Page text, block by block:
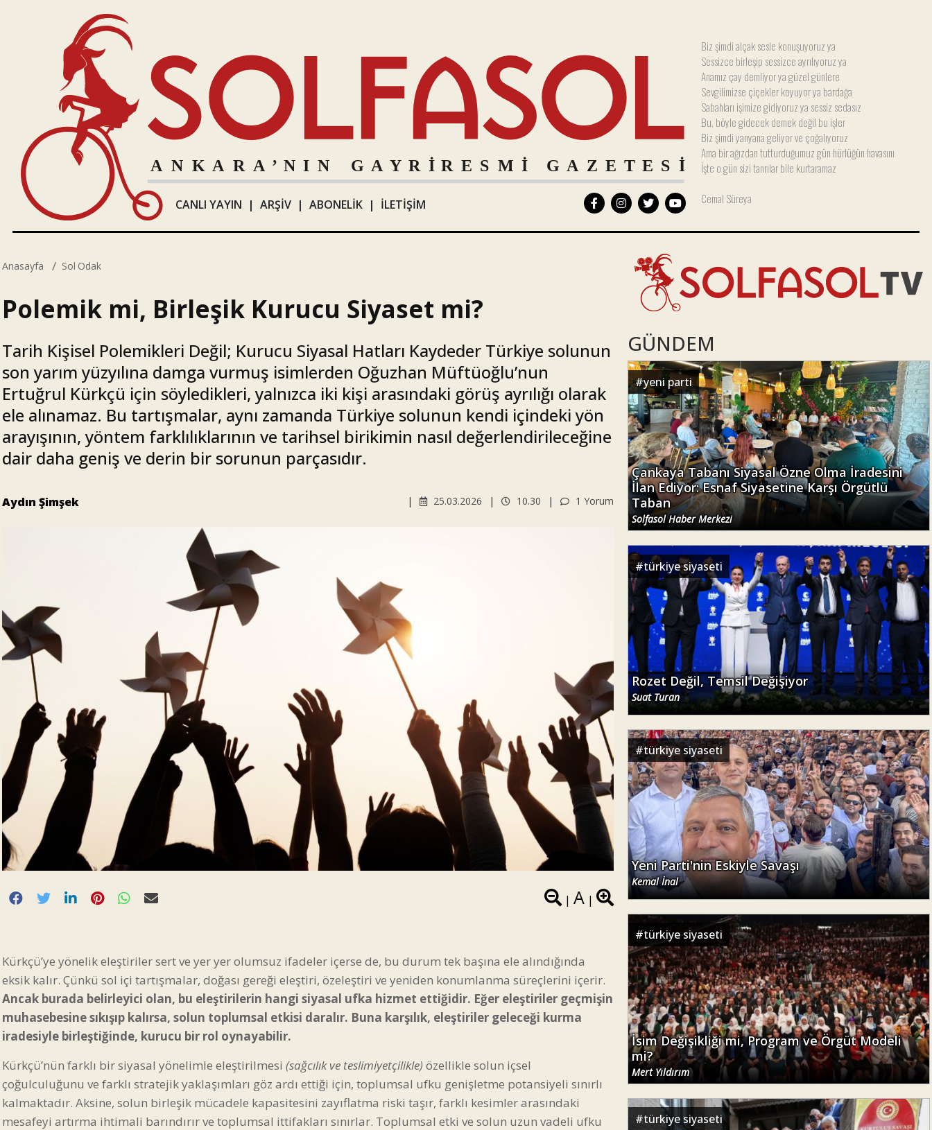
CANLI YAYIN |ARŞİV |ABONELİK | İLETİŞİM
Biz şimdi alçak sesle konuşuyoruz ya
Sessizce birleşip sessizce ayrılıyoruz ya
Anamız çay demliyor ya güzel günlere
Sevgilimizse çiçekler koyuyor ya bardağa
Sabahları işimize gidiyoruz ya sessiz sedasız
Bu, böyle gidecek demek değil bu işler
Biz şimdi yanyana geliyor ve çoğalıyoruz
Ama bir ağızdan tutturduğumuz gün hürlüğün havasını
İşte o gün sizi tanrılar bile kurtaramaz
Cemal Süreya
Anasayfa Sol Odak
Polemik mi, Birleşik Kurucu Siyaset mi?
Tarih Kişisel Polemikleri Değil; Kurucu Siyasal Hatları Kaydeder Türkiye solunun
son yarım yüzyılına damga vurmuş isimlerden Oğuzhan Müftüoğlu’nun
Ertuğrul Kürkçü için söyledikleri, yalnızca iki kişi arasındaki görüş ayrılığı olarak
ele alınamaz. Bu tartışmalar, aynı zamanda Türkiye solunun kendi içindeki yön
arayışının, yöntem farklılıklarının ve tarihsel birikimin nasıl değerlendirileceğine
dair daha geniş ve derin bir sorunun parçasıdır.
Aydın Şimşek 1 Yorum
10.30
25.03.2026
| A |
Kürkçü’ye yönelik eleştiriler sert ve yer yer olumsuz ifadeler içerse de, bu durum tek başına ele alındığında
eksik kalır. Çünkü sol içi tartışmalar, doğası gereği eleştiri, özeleştiri ve yeniden konumlanma süreçlerini içerir.
Ancak burada belirleyici olan, bu eleştirilerin hangi siyasal ufka hizmet ettiğidir. Eğer eleştiriler geçmişin
muhasebesine sıkışıp kalırsa, solun toplumsal etkisi daralır. Buna karşılık, eleştiriler geleceği kurma
iradesiyle birleştiğinde, kurucu bir rol oynayabilir.
Kürkçü’nün farklı bir siyasal yönelimle eleştirilmesi (sağcılık ve teslimiyetçilikle) özellikle solun içsel
çoğulculuğunu ve farklı stratejik yaklaşımları göz ardı ettiği için, toplumsal ufku genişletme potansiyeli sınırlı
kalmaktadır. Aksine, solun birleşik mücadele kapasitesini zayıflatma riski taşır, farklı kesimler arasındaki
mesafeyi artırma ihtimali barındırır ve toplumsal ittifakları sınırlar. Toplumsal etki ve solun uzun vadeli ufku
GÜNDEM
#yeni parti
Çankaya Tabanı Siyasal Özne Olma İradesini
İlan Ediyor: Esnaf Siyasetine Karşı Örgütlü
Taban
Solfasol Haber Merkezi
#türkiye siyaseti
Rozet Değil, Temsil Değişiyor
Suat Turan
#türkiye siyaseti
Yeni Parti'nin Eskiyle Savaşı
Kemal İnal
#türkiye siyaseti
İsim Değişikliği mi, Program ve Örgüt Modeli
mi?
Mert Yıldırım
#türkiye siyaseti